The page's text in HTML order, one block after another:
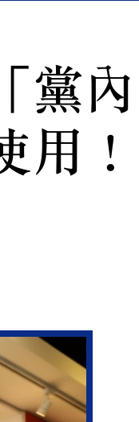
黨內
！